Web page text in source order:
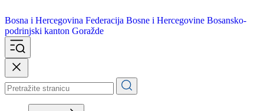
Bosna i Hercegovina
podrinjski kanton Goražde